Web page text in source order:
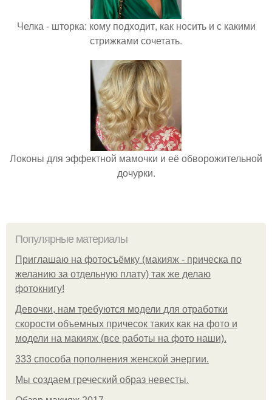
Челка - шторка: кому подходит, как носить и с какими
стрижками сочетать.
Локоны для эффектной мамочки и её обворожительной
дочурки.
Популярные материалы
Приглашаю на фотосъёмку (макияж - прическа по
желанию за отдельную плату) так же делаю
фотокнигу!
Девочки, нам требуются модели для отработки
скорости объемных причесок таких как на фото и
модели на макияж (все работы на фото наши).
333 способа пополнения женской энергии.
Мы создаем греческий образ невесты.